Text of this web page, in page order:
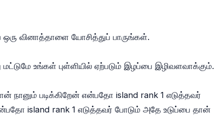
வினாத்தாளை யோசித்துப் பாருங்கள்.
உங்கள் புள்ளியில் ஏற்படும் இழப்பை இழிவளவாக்கும்.
நானும் படிக்கிறேன் என்பதோ island rank 1 எடுத்தவர்
island rank 1 எடுத்தவர் போடும் அதே உடுப்பை தான்